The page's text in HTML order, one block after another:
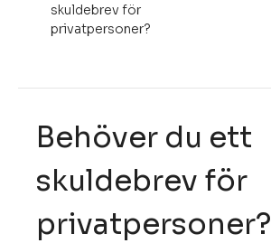
skuldebrev för
privatpersoner?
Behöver du ett
skuldebrev för
privatpersoner?